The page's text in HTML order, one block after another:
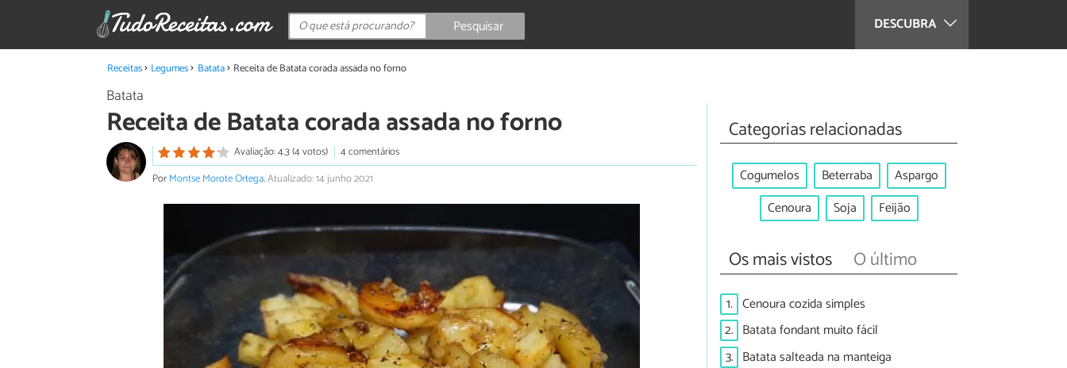
DESCUBRA
Pesquisar
Receitas Legumes Batata Receita de Batata corada assada no forno
Batata
Receita de Batata corada assada no forno
Avaliação: 4.3 (4 votos)
4 comentários
PorMontse Morote Ortega.Atualizado: 14 junho 2021
Categorias relacionadas
Cogumelos Beterraba
Aspargo
Cenoura
Soja Feijão
Os mais vistos O último
1. Cenoura cozida simples
2. Batata fondant muito fácil
3. Batata salteada na manteiga